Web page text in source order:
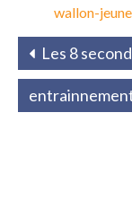
wallon-
Les 8